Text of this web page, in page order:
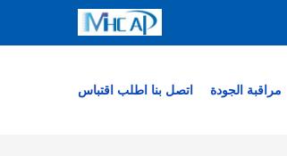
مراقبة الجودة اتصل بنا اطلب اقتباس